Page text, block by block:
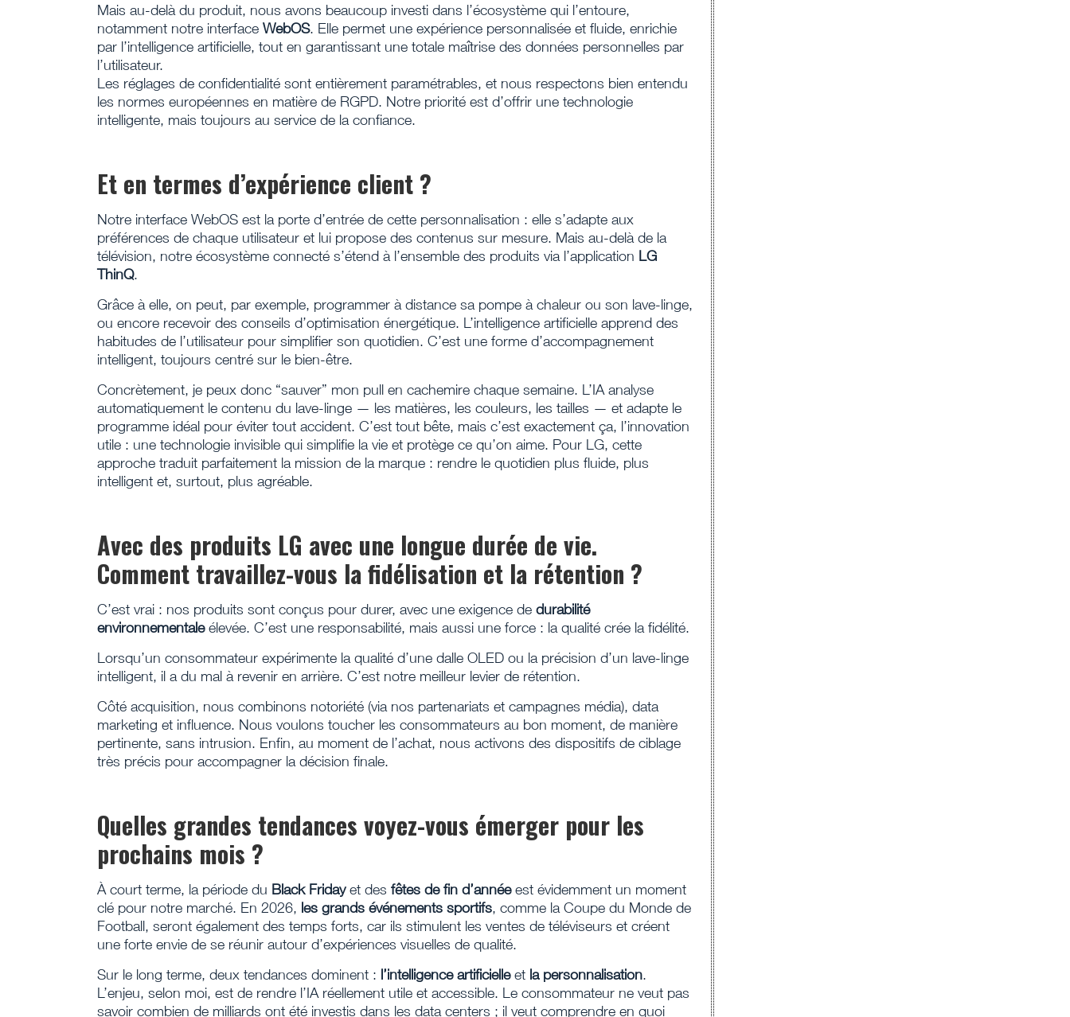
Mais au-delà du produit, nous avons beaucoup investi dans l’écosystème qui l’entoure,
notamment notre interface WebOS. Elle permet une expérience personnalisée et fluide, enrichie
par l’intelligence artificielle, tout en garantissant une totale maîtrise des données personnelles par
l’utilisateur.
Les réglages de confidentialité sont entièrement paramétrables, et nous respectons bien entendu
les normes européennes en matière de RGPD. Notre priorité est d’offrir une technologie
intelligente, mais toujours au service de la confiance.
Et en termes d’expérience client ?
Notre interface WebOS est la porte d’entrée de cette personnalisation : elle s’adapte aux
préférences de chaque utilisateur et lui propose des contenus sur mesure. Mais au-delà de la
télévision, notre écosystème connecté s’étend à l’ensemble des produits via l’application LG
ThinQ.
Grâce à elle, on peut, par exemple, programmer à distance sa pompe à chaleur ou son lave-linge,
ou encore recevoir des conseils d’optimisation énergétique. L’intelligence artificielle apprend des
habitudes de l’utilisateur pour simplifier son quotidien. C’est une forme d’accompagnement
intelligent, toujours centré sur le bien-être.
Concrètement, je peux donc “sauver” mon pull en cachemire chaque semaine. L’IA analyse
automatiquement le contenu du lave-linge — les matières, les couleurs, les tailles — et adapte le
programme idéal pour éviter tout accident. C’est tout bête, mais c’est exactement ça, l’innovation
utile : une technologie invisible qui simplifie la vie et protège ce qu’on aime. Pour LG, cette
approche traduit parfaitement la mission de la marque : rendre le quotidien plus fluide, plus
intelligent et, surtout, plus agréable.
Avec des produits LG avec une longue durée de vie.
Comment travaillez-vous la fidélisation et la rétention ?
C’est vrai : nos produits sont conçus pour durer, avec une exigence de durabilité
environnementaleélevée. C’est une responsabilité, mais aussi une force : la qualité crée la fidélité.
Lorsqu’un consommateur expérimente la qualité d’une dalle OLED ou la précision d’un lave-linge
intelligent, il a du mal à revenir en arrière. C’est notre meilleur levier de rétention.
Côté acquisition, nous combinons notoriété (via nos partenariats et campagnes média), data
marketing et influence. Nous voulons toucher les consommateurs au bon moment, de manière
pertinente, sans intrusion. Enfin, au moment de l’achat, nous activons des dispositifs de ciblage
très précis pour accompagner la décision finale.
Quelles grandes tendances voyez-vous émerger pour les
prochains mois ?
À court terme, la période du Black Fridayet des fêtes de fin d’annéeest évidemment un moment
clé pour notre marché. En 2026, les grands événements sportifs, comme la Coupe du Monde de
Football, seront également des temps forts, car ils stimulent les ventes de téléviseurs et créent
une forte envie de se réunir autour d’expériences visuelles de qualité.
Sur le long terme, deux tendances dominent : l’intelligence artificielleet la personnalisation.
L’enjeu, selon moi, est de rendre l’IA réellement utile et accessible. Le consommateur ne veut pas
savoir combien de milliards ont été investis dans les data centers ; il veut comprendre en quoi